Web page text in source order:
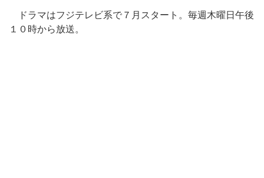
ドラマはフジテレビ系で７月スタート。毎週木曜日午後
１０時から放送。